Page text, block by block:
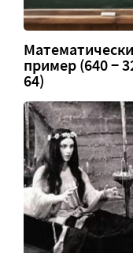
пример (640 −
64)